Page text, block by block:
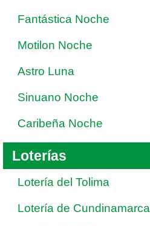
Fantástica Noche
Motilon Noche
Astro Luna
Sinuano Noche
Caribeña Noche
Loterías
Lotería del Tolima
Lotería de Cundinamarca